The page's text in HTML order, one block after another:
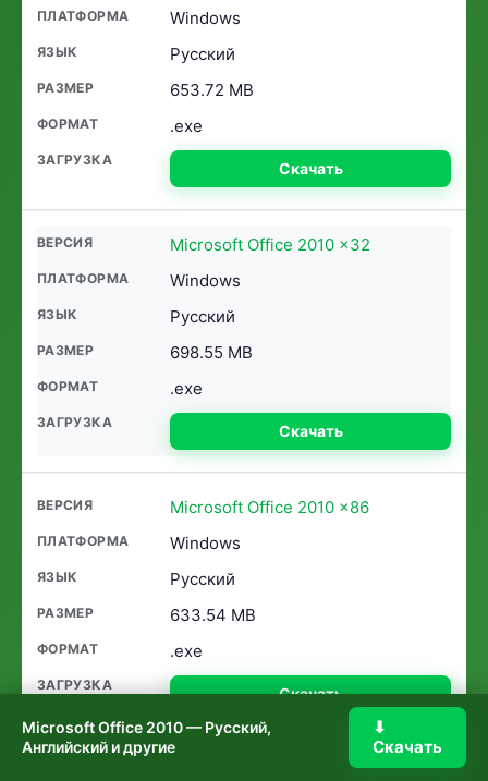
Windows
Русский
653.72 MB
.exe
Скачать
Microsoft Office 2010 x32
Windows
Русский
698.55 MB
.exe
Скачать
Microsoft Office 2010 x86
Windows
Русский
633.54 MB
.exe
Скачать
Microsoft Office 2010 последняя
Microsoft Office 2010 — Русский,
Английский и другие
⬇
Скачать